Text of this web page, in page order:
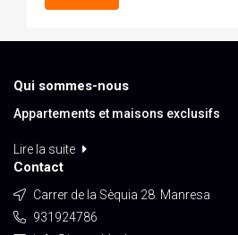
Qui sommes-nous
Appartements et maisons exclusifs
Lire la suite
Contact
Carrer de la Sèquia 28. Manresa
931924786